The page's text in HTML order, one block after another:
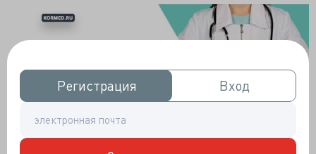
Регистрация
Регистрация Вход
Вход